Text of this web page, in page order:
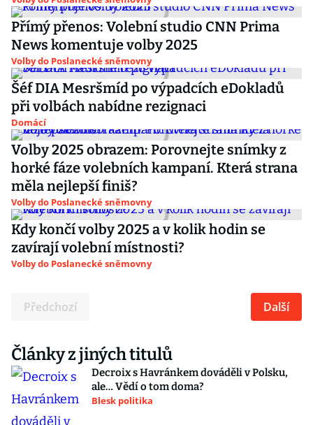
Přímý přenos: Volební studio CNN Prima
News komentuje volby 2025
Volby do Poslanecké sněmovny
Šéf DIA Mesršmíd po výpadcích eDokladů
při volbách nabídne rezignaci
Domácí
Volby 2025 obrazem: Porovnejte snímky z
horké fáze volebních kampaní. Která strana
měla nejlepší finiš?
Volby do Poslanecké sněmovny
Kdy končí volby 2025 a v kolik hodin se
zavírají volební místnosti?
Volby do Poslanecké sněmovny
Předchozí Další
Články z jiných titulů
Decroix s Havránkem dováděli v Polsku,
ale… Vědí o tom doma?
Blesk politika